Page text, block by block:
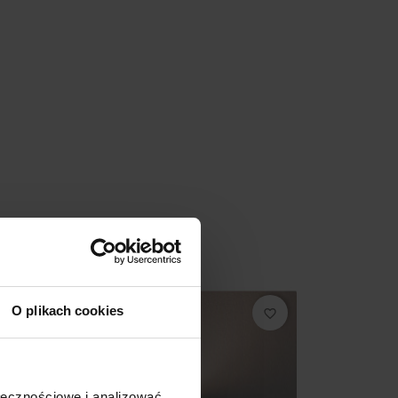
O plikach cookies
Promocja
favorite_border